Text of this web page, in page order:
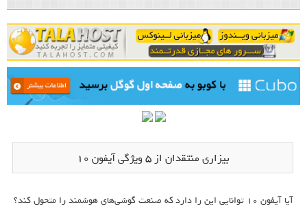
بیزاری منتقدان از 5 ویژگی آیفون 10
آیا آیفون ۱۰ توانایی این را دارد که صنعت گوشی‌های هوشمند را متحول کند؟